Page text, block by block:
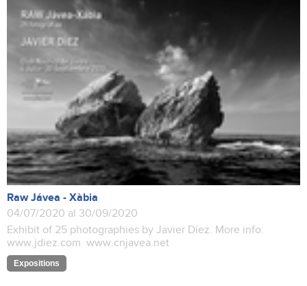
Raw Jávea - Xàbia
04/07/2020 al 30/09/2020
Exhibit of 25 photographies by Javier Díez. More info:
www.jdiez.com www.cnjavea.net
Expositions